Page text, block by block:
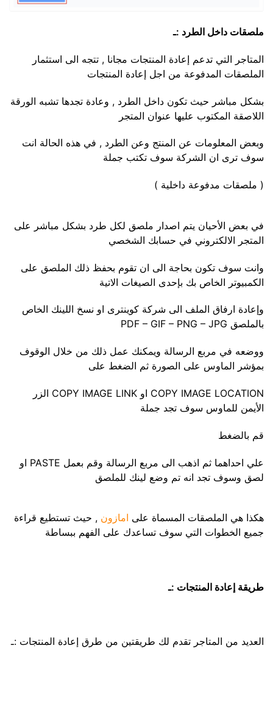
ملصقات داخل الطرد :ـ
المتاجر التي تدعم إعادة المنتجات مجانا , تتجه الى استثمار
الملصقات المدفوعة من اجل إعادة المنتجات
بشكل مباشر حيث تكون داخل الطرد , وعادة تجدها تشبه الورقة
اللاصقة المكتوب عليها عنوان المتجر
وبعض المعلومات عن المنتج وعن الطرد , في هذه الحالة انت
سوف ترى ان الشركة سوف تكتب جملة
( ملصقات مدفوعة داخلية )
في بعض الأحيان يتم اصدار ملصق لكل طرد بشكل مباشر على
المتجر الالكتروني في حسابك الشخصي
وانت سوف تكون بحاجة الى ان تقوم بحفظ ذلك الملصق على
الكمبيوتر الخاص بك بإحدى الصيغات الاتية
وإعادة ارفاق الملف الى شركة كوينترى او نسخ اللينك الخاص
بالملصق PDF – GIF – PNG – JPG
ووضعه في مربع الرسالة ويمكنك عمل ذلك من خلال الوقوف
بمؤشر الماوس على الصورة ثم الضغط على
COPY IMAGE LOCATION او COPY IMAGE LINK الزر
الأيمن للماوس سوف تجد جملة
قم بالضغط
علي احداهما ثم اذهب الى مربع الرسالة وقم بعمل PASTE او
لصق وسوف تجد انه تم وضع لينك للملصق
هكذا هي الملصقات المسماة على امازون , حيث تستطيع قراءة
جميع الخطوات التي سوف تساعدك على الفهم ببساطة
طريقة إعادة المنتجات :ـ
العديد من المتاجر تقدم لك طريقتين من طرق إعادة المنتجات :ـ